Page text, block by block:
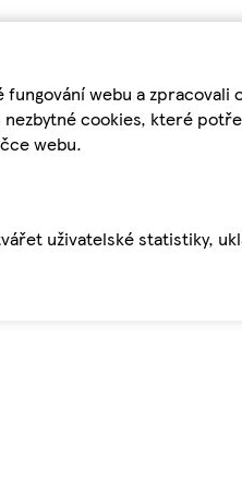
webu a
cookies, které
webu.
uživatelské statistiky,